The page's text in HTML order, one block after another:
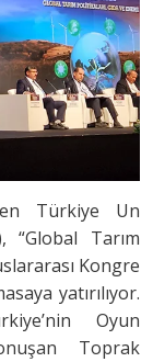
Türkiye Un
“Global Tarım
Kongre
yatırılıyor.
Oyun
Toprak